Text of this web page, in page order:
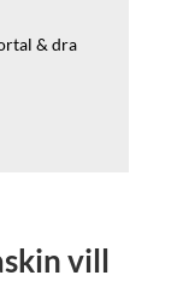
& dra
vill